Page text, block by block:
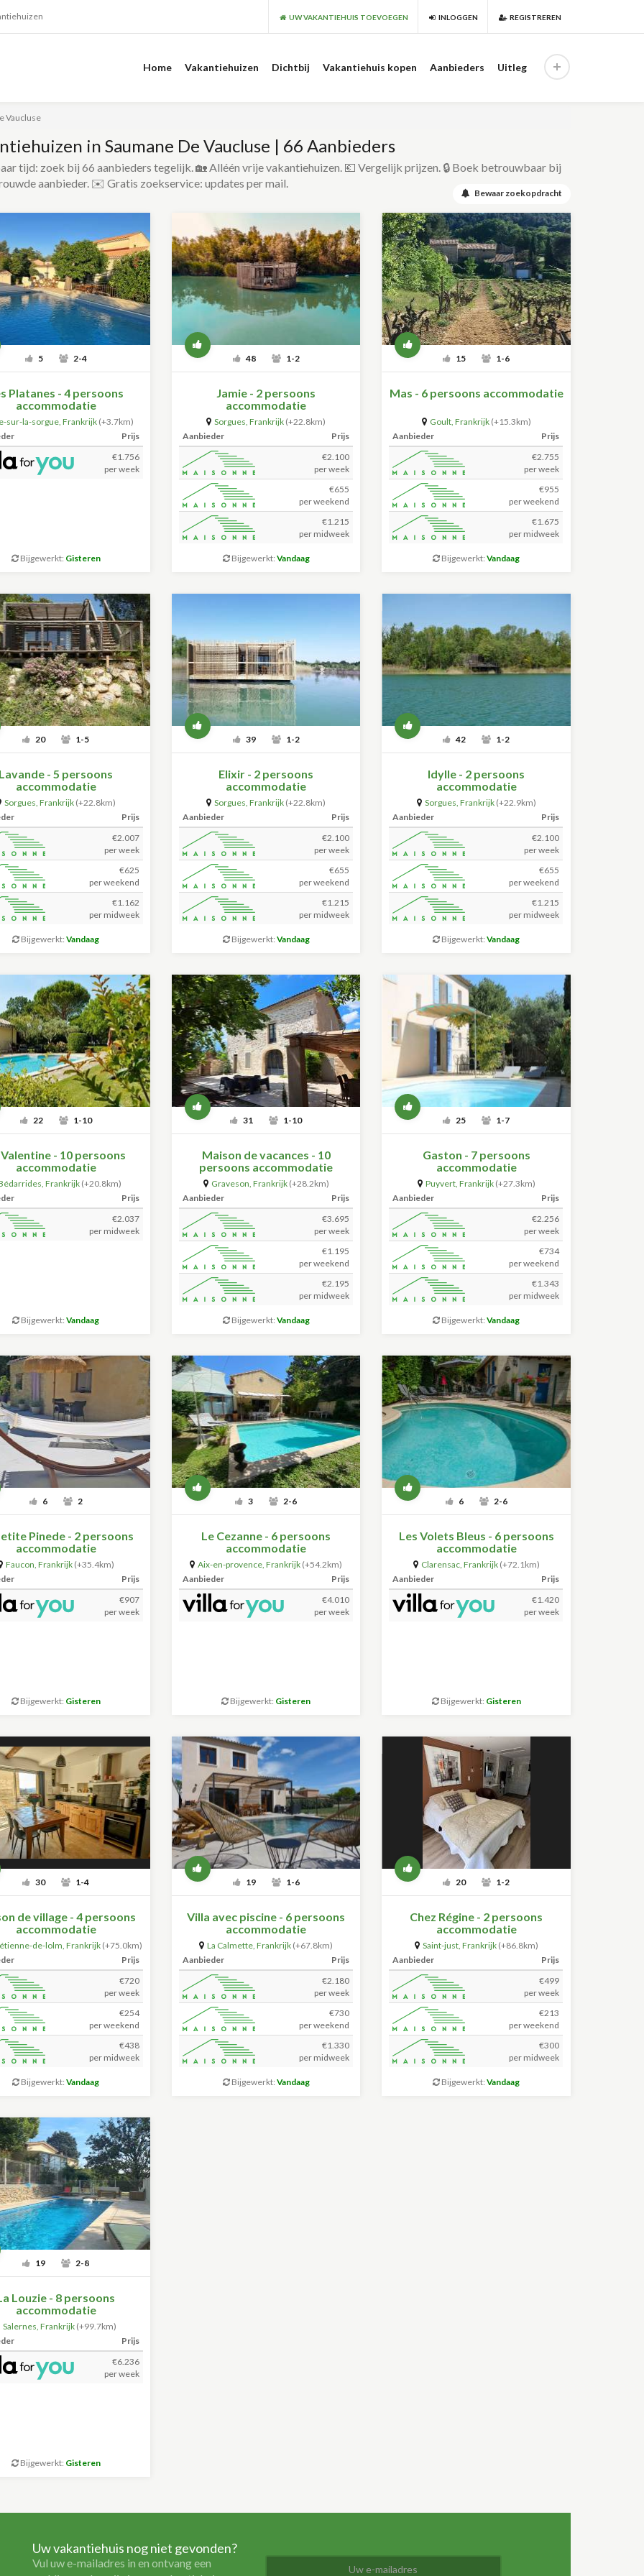
UW VAKANTIEHUIS TOEVOEGEN INLOGGEN REGISTREREN
Home Vakantiehuizen Dichtbij Vakantiehuis kopen Aanbieders Uitleg
Vaucluse
Bewaar zoekopdracht
in Saumane De Vaucluse | 66 Aanbieders
tijd: zoek bij 66 aanbieders tegelijk. 🏡 Alléén vrije vakantiehuizen. 💶 Vergelijk prijzen. 🔒 Boek betrouwbaar bij
aanbieder. ✉️ Gratis zoekservice: updates per mail.
5 2-4
Platanes - 4 persoons
accommodatie
sur-la-sorgue,Frankrijk (+3.7km)
Prijs
€1.756
per week
Bijgewerkt: Gisteren
48 1-2
Jamie - 2 persoons
accommodatie
Sorgues,Frankrijk (+22.8km)
Aanbieder
Prijs
€2.100
per week
€655
per weekend
€1.215
per midweek
Bijgewerkt: Vandaag
15 1-6
Mas - 6 persoons accommodatie
Goult, Frankrijk (+15.3km)
Aanbieder
Prijs
€2.755
per week
€955
per weekend
€1.675
per midweek
Bijgewerkt:Vandaag
20 1-5
- 5 persoons
accommodatie
Sorgues, Frankrijk (+22.8km)
Prijs
€2.007
per week
€625
per weekend
€1.162
per midweek
Bijgewerkt:Vandaag
39 1-2
Elixir - 2 persoons
accommodatie
Sorgues,Frankrijk (+22.8km)
Aanbieder
Prijs
€2.100
per week
€655
per weekend
€1.215
per midweek
Bijgewerkt: Vandaag
42 1-2
Idylle - 2 persoons
accommodatie
Sorgues, Frankrijk (+22.9km)
Aanbieder
Prijs
€2.100
per week
€655
per weekend
€1.215
per midweek
Bijgewerkt:Vandaag
22 1-10
- 10 persoons
accommodatie
,Frankrijk (+20.8km)
Prijs
€2.037
per midweek
Bijgewerkt:Vandaag
31 1-10
Maison de vacances - 10
persoons accommodatie
Graveson, Frankrijk (+28.2km)
Aanbieder
Prijs
€3.695
per week
€1.195
per weekend
€2.195
per midweek
Bijgewerkt: Vandaag
25 1-7
Gaston - 7 persoons
accommodatie
Puyvert, Frankrijk (+27.3km)
Aanbieder
Prijs
€2.256
per week
€734
per weekend
€1.343
per midweek
Bijgewerkt:Vandaag
6 2
Pinede - 2 persoons
accommodatie
Faucon, Frankrijk (+35.4km)
Prijs
€907
per week
Bijgewerkt: Gisteren
3 2-6
Le Cezanne - 6 persoons
accommodatie
Aix-en-provence,Frankrijk (+54.2km)
Aanbieder
Prijs
€4.010
per week
Bijgewerkt: Gisteren
6 2-6
Les Volets Bleus - 6 persoons
accommodatie
Clarensac, Frankrijk (+72.1km)
Aanbieder
Prijs
€1.420
per week
Bijgewerkt: Gisteren
30 1-4
de village - 4 persoons
accommodatie
de-lolm, Frankrijk (+75.0km)
Prijs
€720
per week
€254
per weekend
€438
per midweek
Bijgewerkt:Vandaag
19 1-6
Villa avec piscine - 6 persoons
accommodatie
La Calmette,Frankrijk (+67.8km)
Aanbieder
Prijs
€2.180
per week
€730
per weekend
€1.330
per midweek
Bijgewerkt: Vandaag
20 1-2
Chez Régine - 2 persoons
accommodatie
Saint-just, Frankrijk (+86.8km)
Aanbieder
Prijs
€499
per week
€213
per weekend
€300
per midweek
Bijgewerkt:Vandaag
19 2-8
Louzie - 8 persoons
accommodatie
Salernes,Frankrijk (+99.7km)
Prijs
€6.236
per week
Bijgewerkt: Gisteren
Uw vakantiehuis nog niet gevonden?
Vul uw e-mailadres in en ontvang een